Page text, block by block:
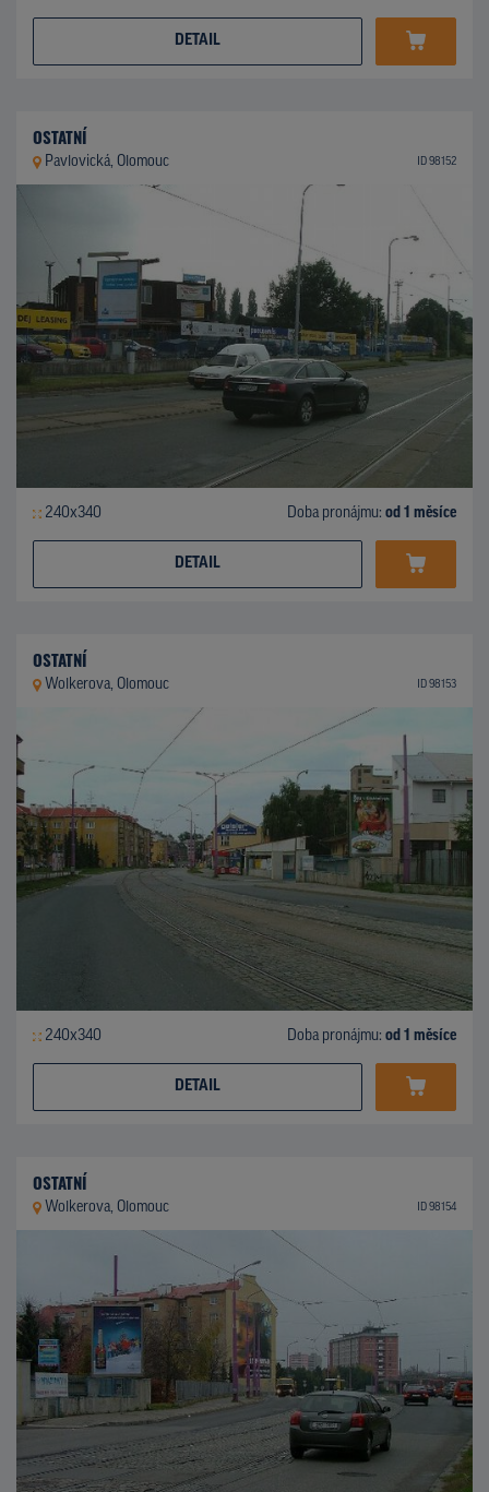
DETAIL
OSTATNÍ
Pavlovická, Olomouc ID 98152
240x340 Doba pronájmu: od 1 měsíce
DETAIL
OSTATNÍ
Wolkerova, Olomouc ID 98153
240x340 Doba pronájmu: od 1 měsíce
DETAIL
OSTATNÍ
Wolkerova, Olomouc ID 98154